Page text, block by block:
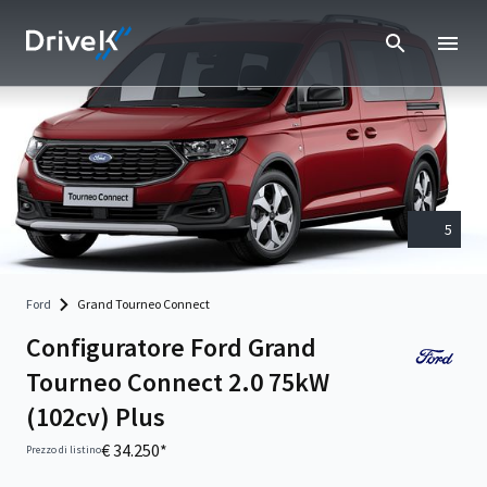
5
Ford Grand Tourneo Connect
Configuratore Ford Grand
Tourneo Connect 2.0 75kW
(102cv) Plus
Prezzo di listino€ 34.250*